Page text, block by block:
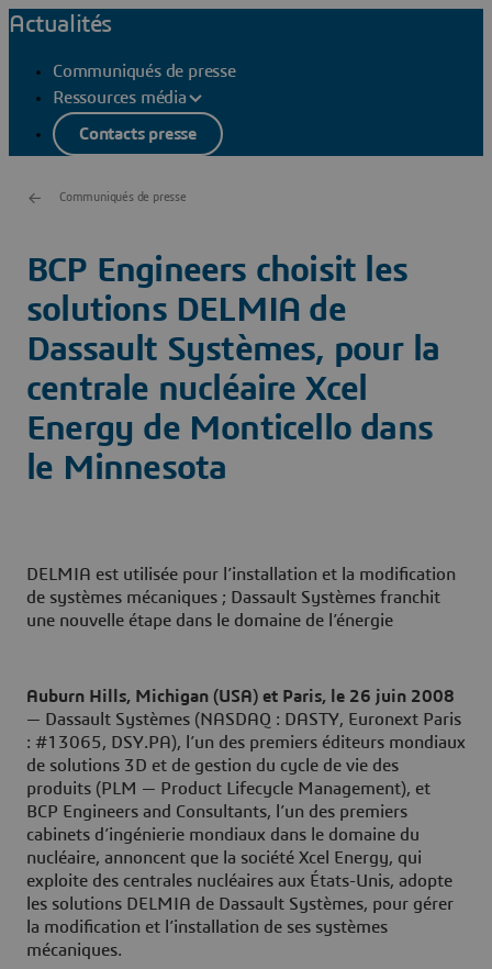
Actualités
Communiqués de presse
Ressources média
Contacts presse
Communiqués de presse
BCP Engineers choisit les
solutions DELMIA de
Dassault Systèmes, pour la
centrale nucléaire Xcel
Energy de Monticello dans
le Minnesota
DELMIA est utilisée pour l’installation et la modification
de systèmes mécaniques ; Dassault Systèmes franchit
une nouvelle étape dans le domaine de l’énergie
Auburn Hills, Michigan (USA) et Paris, le 26 juin 2008
— Dassault Systèmes (NASDAQ : DASTY, Euronext Paris
: #13065, DSY.PA), l’un des premiers éditeurs mondiaux
de solutions 3D et de gestion du cycle de vie des
produits (PLM — Product Lifecycle Management), et
BCP Engineers and Consultants, l’un des premiers
cabinets d’ingénierie mondiaux dans le domaine du
nucléaire, annoncent que la société Xcel Energy, qui
exploite des centrales nucléaires aux États-Unis, adopte
les solutions DELMIA de Dassault Systèmes, pour gérer
la modification et l’installation de ses systèmes
mécaniques.